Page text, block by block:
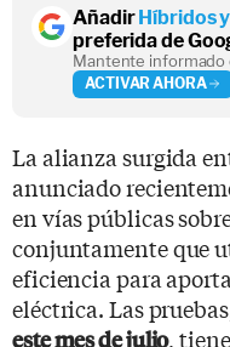
AñadirHíbridos
preferida de
Mantente informado
ACTIVAR AHORA
La alianza surgida
anunciado
en vías públicas
conjuntamente que
eficiencia para
eléctrica. Las
este mes de julio,